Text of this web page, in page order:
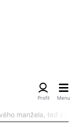
manžela, teď jí